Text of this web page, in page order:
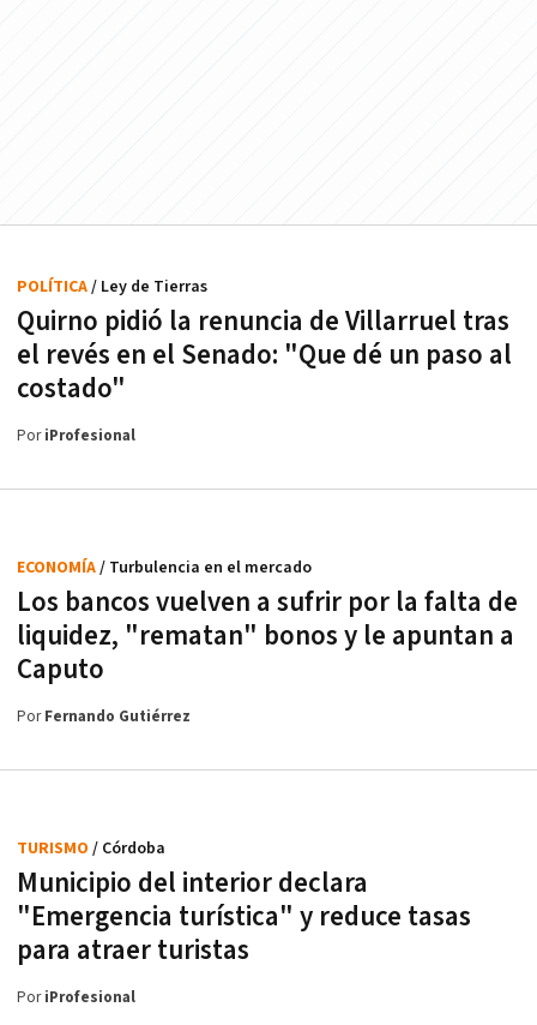
Quirno pidió la renuncia de Villarruel tras
el revés en el Senado: "Que dé un paso al
costado"
POLÍTICA/ Ley de Tierras
PoriProfesional
Los bancos vuelven a sufrir por la falta de
liquidez, "rematan" bonos y le apuntan a
Caputo
ECONOMÍA/ Turbulencia en el mercado
PorFernando Gutiérrez
Municipio del interior declara
"Emergencia turística" y reduce tasas
para atraer turistas
TURISMO / Córdoba
PoriProfesional